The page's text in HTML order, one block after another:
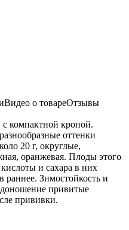
Видео о товареОтзывы
с компактной кроной.
оттенки
20 г, округлые,
оранжевая. Плоды этого
и сахара в них
раннее. Зимостойкость и
привитые
прививки.